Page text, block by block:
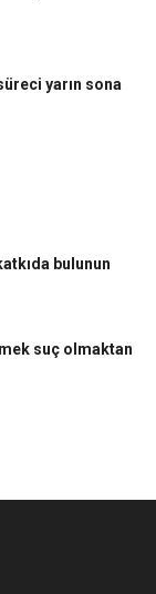
yarın sona
bulunun
suç olmaktan